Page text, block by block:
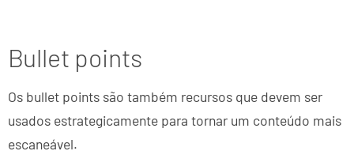
Bullet points
Os bullet points são também recursos que devem ser
usados estrategicamente para tornar um conteúdo mais
escaneável.